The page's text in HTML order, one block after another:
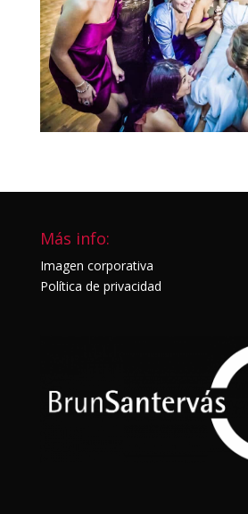
Más info:
Imagen corporativa
Política de privacidad